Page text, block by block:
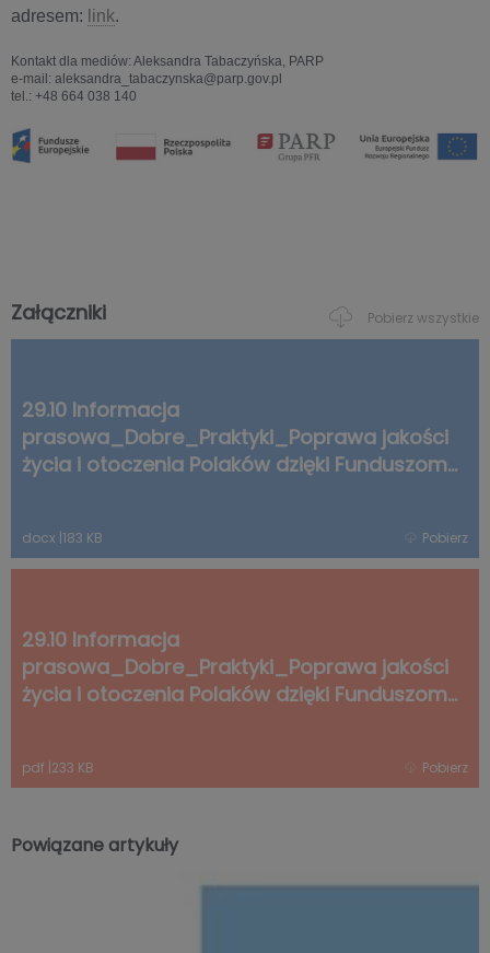
adresem: link.
Kontakt dla mediów: Aleksandra Tabaczyńska, PARP
e-mail: aleksandra_tabaczynska@parp.gov.pl
tel.: +48 664 038 140
Załączniki Pobierz wszystkie
29.10 Informacja
prasowa_Dobre_Praktyki_Poprawa jakości
życia i otoczenia Polaków dzięki Funduszom
docx |183 KB Pobierz
29.10 Informacja
prasowa_Dobre_Praktyki_Poprawa jakości
życia i otoczenia Polaków dzięki Funduszom
pdf |233 KB Pobierz
Powiązane artykuły